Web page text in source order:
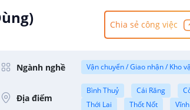
Chia sẻ công việc
Ngành nghề Vận chuyển / Giao nhận / Kho
Địa điểm
Bình Thuỷ Cái Răng
Thới Lai
Thốt Nốt